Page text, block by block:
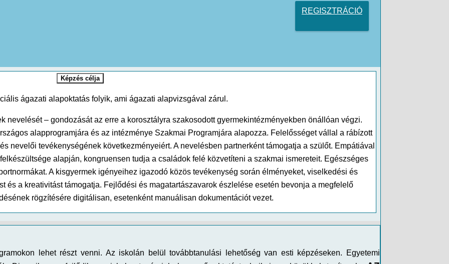
REGISZTRÁCIÓ
Képzés célja
ágazati alapoktatás folyik, ami ágazati alapvizsgával zárul.
nevelését – gondozását az erre a korosztályra szakosodott gyermekintézményekben önállóan végzi.
alapprogramjára és az intézménye Szakmai Programjára alapozza. Felelősséget vállal a rábízott
nevelői tevékenységének következményeiért. A nevelésben partnerként támogatja a szülőt. Empátiával
alapján, kongruensen tudja a családok felé közvetíteni a szakmai ismereteit. Egészséges
A kisgyermek igényeihez igazodó közös tevékenység során élményeket, viselkedési és
és a kreativitást támogatja. Fejlődési és magatartászavarok észlelése esetén bevonja a megfelelő
rögzítésére digitálisan, esetenként manuálisan dokumentációt vezet.
lehet részt venni. Az iskolán belül továbbtanulási lehetőség van esti képzéseken. Egyetemi